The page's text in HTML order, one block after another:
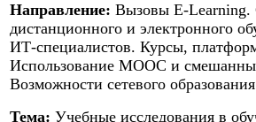
Направление: Вызовы E-
дистанционного и электронного
ИТ-специалистов. Курсы,
Использование МООС и
Возможности сетевого
Тема: Учебные исследования в